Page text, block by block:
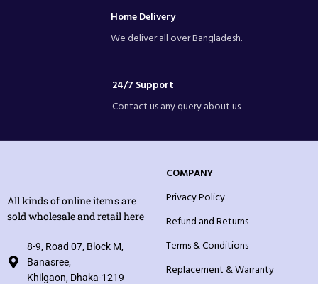
Home Delivery
We deliver all over Bangladesh.
24/7 Support
Contact us any query about us
All kinds of online items are
sold wholesale and retail here
8-9, Road 07, Block M,
Banasree,
Khilgaon, Dhaka-1219
COMPANY
Privacy Policy
Refund and Returns
Terms & Conditions
Replacement & Warranty